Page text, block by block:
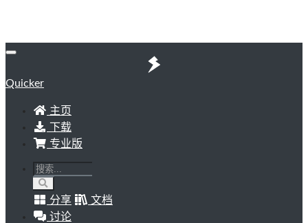
Quicker
主页
下载
专业版
分享
文档
讨论